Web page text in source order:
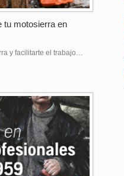
tu motosierra en
y facilitarte el trabajo…